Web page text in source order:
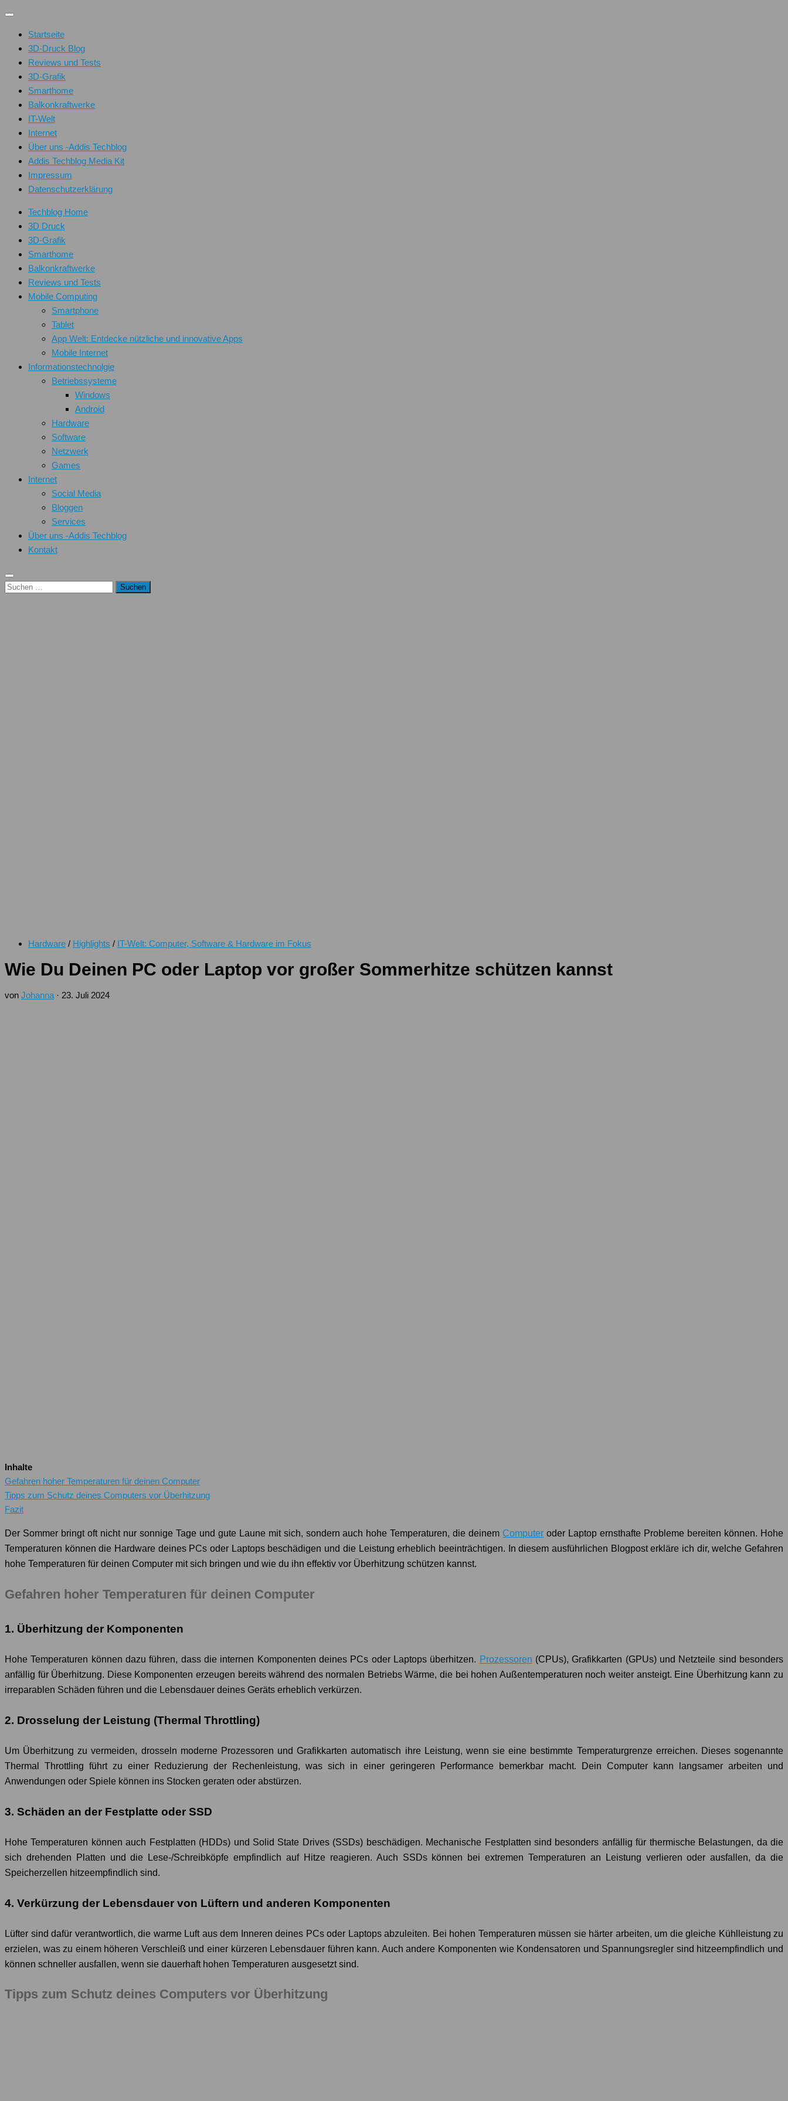
Unter
Inhalt
Startseite
3D-Druck Blog
Reviews und Tests
3D-Grafik
Smarthome
Balkonkraftwerke
IT-Welt
Internet
Über uns -Addis Techblog
Addis Techblog Media Kit
Impressum
Datenschutzerklärung
Techblog Home
3D Druck
3D-Grafik
Smarthome
Balkonkraftwerke
Reviews und Tests
Mobile Computing
Smartphone
Tablet
App Welt: Entdecke nützliche und innovative Apps
Mobile Internet
Informationstechnolgie
Betriebssysteme
Windows
Android
Hardware
Software
Netzwerk
Games
Internet
Social Media
Bloggen
Services
Über uns -Addis Techblog
Kontakt
Suchen
Hardware / Highlights / IT-Welt: Computer, Software & Hardware im Fokus
Wie Du Deinen PC oder Laptop vor großer Sommerhitze schützen kannst
von Johanna · 23. Juli 2024
Inhalte
Gefahren hoher Temperaturen für deinen Computer
Tipps zum Schutz deines Computers vor Überhitzung
Fazit
Der Sommer bringt oft nicht nur sonnige Tage und gute Laune mit sich, sondern auch hohe Temperaturen, die deinem Computer oder Laptop ernsthafte Probleme bereiten können. Hohe
Temperaturen können die Hardware deines PCs oder Laptops beschädigen und die Leistung erheblich beeinträchtigen. In diesem ausführlichen Blogpost erkläre ich dir, welche Gefahren
hohe Temperaturen für deinen Computer mit sich bringen und wie du ihn effektiv vor Überhitzung schützen kannst.
Gefahren hoher Temperaturen für deinen Computer
1. Überhitzung der Komponenten
Hohe Temperaturen können dazu führen, dass die internen Komponenten deines PCs oder Laptops überhitzen. Prozessoren (CPUs), Grafikkarten (GPUs) und Netzteile sind besonders
anfällig für Überhitzung. Diese Komponenten erzeugen bereits während des normalen Betriebs Wärme, die bei hohen Außentemperaturen noch weiter ansteigt. Eine Überhitzung kann zu
irreparablen Schäden führen und die Lebensdauer deines Geräts erheblich verkürzen.
2. Drosselung der Leistung (Thermal Throttling)
Um Überhitzung zu vermeiden, drosseln moderne Prozessoren und Grafikkarten automatisch ihre Leistung, wenn sie eine bestimmte Temperaturgrenze erreichen. Dieses sogenannte
Thermal Throttling führt zu einer Reduzierung der Rechenleistung, was sich in einer geringeren Performance bemerkbar macht. Dein Computer kann langsamer arbeiten und
Anwendungen oder Spiele können ins Stocken geraten oder abstürzen.
3. Schäden an der Festplatte oder SSD
Hohe Temperaturen können auch Festplatten (HDDs) und Solid State Drives (SSDs) beschädigen. Mechanische Festplatten sind besonders anfällig für thermische Belastungen, da die
sich drehenden Platten und die Lese-/Schreibköpfe empfindlich auf Hitze reagieren. Auch SSDs können bei extremen Temperaturen an Leistung verlieren oder ausfallen, da die
Speicherzellen hitzeempfindlich sind.
4. Verkürzung der Lebensdauer von Lüftern und anderen Komponenten
Lüfter sind dafür verantwortlich, die warme Luft aus dem Inneren deines PCs oder Laptops abzuleiten. Bei hohen Temperaturen müssen sie härter arbeiten, um die gleiche Kühlleistung zu
erzielen, was zu einem höheren Verschleiß und einer kürzeren Lebensdauer führen kann. Auch andere Komponenten wie Kondensatoren und Spannungsregler sind hitzeempfindlich und
können schneller ausfallen, wenn sie dauerhaft hohen Temperaturen ausgesetzt sind.
Tipps zum Schutz deines Computers vor Überhitzung